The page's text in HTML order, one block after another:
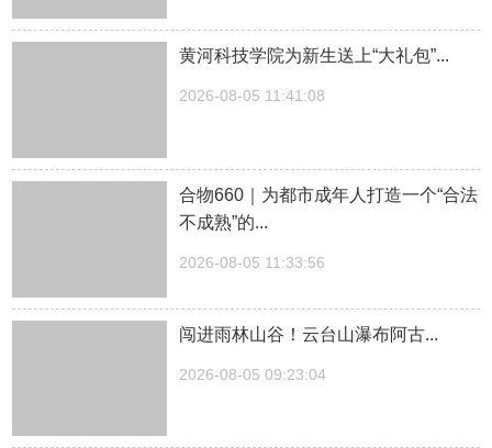
黄河科技学院为新生送上“大礼包”...
2026-08-05 11:41:08
合物660｜为都市成年人打造一个“合法
不成熟”的...
2026-08-05 11:33:56
闯进雨林山谷！云台山瀑布阿古...
2026-08-05 09:23:04